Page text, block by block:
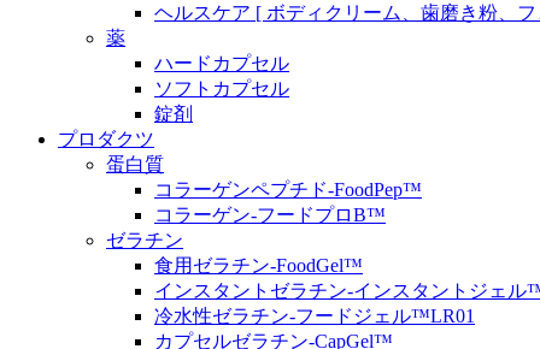
ヘルスケア [ ボディクリーム、歯磨き粉、
薬
ハードカプセル
ソフトカプセル
錠剤
プロダクツ
蛋白質
コラーゲンペプチド-FoodPep™
コラーゲン-フードプロB™
ゼラチン
食用ゼラチン-FoodGel™
インスタントゼラチン-インスタントジェル
冷水性ゼラチン-フードジェル™LR01
カプセルゼラチン-CapGel™